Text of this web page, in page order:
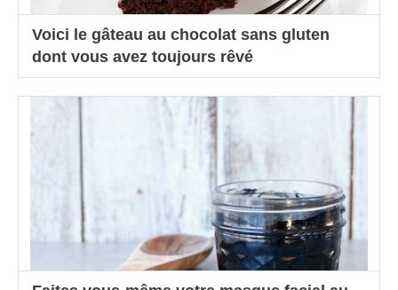
Voici le gâteau au chocolat sans gluten
dont vous avez toujours rêvé